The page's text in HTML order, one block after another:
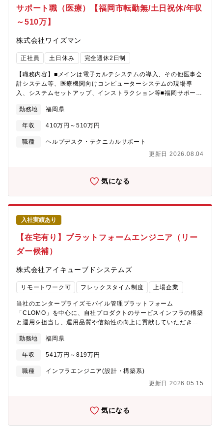
ジェクトを推進できます。■チームビルディングに貢献できる プ
ロジェクトをリードしつつ、データドリブンな文化を社内に根付
かせる活動にも挑戦できます。※スペシャリストからリーダーレ
イヤーまで、幅広く募集しています
ます。■チームマネジメント: SaaS運用チームのマネージャーとし
て、マネジメントスキルを磨き、チームの成長に貢献する経験が
得られます。■セキュリティと信頼性の向上: セキュリティ施策や
や運用ノウハウを身に付けることができます。■向上心豊富なチー
ム: 当社の製品開発・運用部門では、定期的な任意参加の勉強会が
開催されるなど、新しい知識の習得や共有に積極的なメンバーが
阪、札幌、仙台、名古屋、広島に営業機能を中心にオフィスを構
える、約140名の社員で構成のグロース市場上場のSaaS企業◎同
社は働き方や組織の生産性に課題を抱えている組織（法人）向け
にクラウドやモバイルの技術を駆使したソリューション（MDM）
製品である［CLOMO］は企業や学校などの法人がスマートフォン
方の番人】として必須のインフラであり、顧客数8,000社超。◎具
体的なお客様先は従業員500名を超える大企業が主な取引先になり
強み】◎ブランド力：「国内13年連続シェアNo.1」「日本初の
スチーム」◎機能的優位性：「製品開発力」「世界で10社のみの
操作性（UI）へのこだわり」【働き方について】◎在宅と出社を
組み合わせたハイブリッドワークが中心（出社頻度は週1～2回程
度（開発部門は週2回））◎フルフレックスタイム制（1日8時間、
6:00-22:00の時間帯で自由に勤務することができるので途中離席
やお子様の送り迎えなどの中抜けも可能）◎テレワーク勤務の完
備：モニター／イスの貸与や必要な備品の経費精算が可能／在宅
勤務手当による水道光熱費・通信費補助有／インターネット回線
開設の初期費用補助◎育休産休取得率100％（男性育休取得率
50％以上）
サポート職（医療）【福岡市転勤無/土日祝休/年収
～510万】
株式会社ワイズマン
正社員 土日休み 完全週休2日制
【職務内容】■メインは電子カルテシステムの導入、その他医事会
計システム等、医療機関向けコンピューターシステムの現場導
入、システムセットアップ、インストラクション等■福岡サポート
能性あります。
勤務地 福岡県
年収 410万円～510万円
職種
ヘルプデスク・テクニカルサポート
更新日 2026.08.04
気になる
入社実績あり
【在宅有り】プラットフォームエンジニア（リー
ダー候補）
株式会社アイキューブドシステムズ
リモートワーク可 フレックスタイム制度 上場企業
当社のエンタープライズモバイル管理プラットフォーム
「CLOMO」を中心に、自社プロダクトのサービスインフラの構築
と運用を担当し、運用品質や信頼性の向上に貢献していただきま
ジメントを担当いただける方を求めています。■主な業務内容・自
社サービス環境の構築・運用: Microsoft Azureをはじめとする
IaaS、PaaS上にサービス環境を構築し、運用していただきま
す。・セキュリティ施策の企画・実行: クラウド上のシステムやネ
行します。・サービス信頼性向上の施策: サービスの信頼性を向上
ス障害が発生した際の応急措置および迅速な復旧作業を行いま
す。■職場環境・最新技術の活用: 当社ではKubernetesやDocker
を使用しており、最新のコンテナ技術やオーケストレーションツ
勤務地 福岡県
年収 541万円～819万円
職種
インフラエンジニア(設計・構築系)
更新日 2026.05.15
気になる